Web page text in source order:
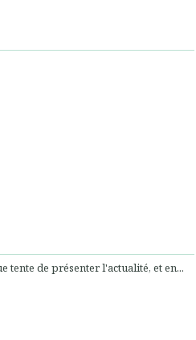
tente de présenter l'actualité, et en...